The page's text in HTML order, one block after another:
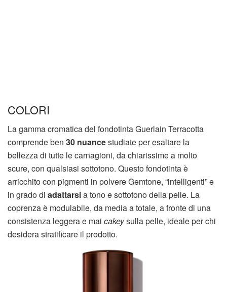
COLORI
La gamma cromatica del fondotinta Guerlain Terracotta
comprende ben 30 nuancestudiate per esaltare la
bellezza di tutte le carnagioni, da chiarissime a molto
scure, con qualsiasi sottotono. Questo fondotinta è
arricchito con pigmenti in polvere Gemtone, “intelligenti” e
in grado di adattarsia tono e sottotono della pelle. La
coprenza è modulabile, da media a totale, a fronte di una
consistenza leggera e mai cakeysulla pelle, ideale per chi
desidera stratificare il prodotto.